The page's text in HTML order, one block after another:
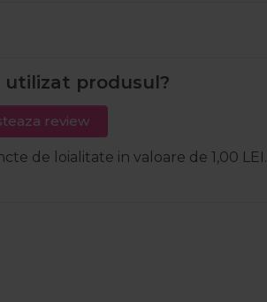
utilizat produsul?
review
de loialitate in valoare de 1,00 LEI.